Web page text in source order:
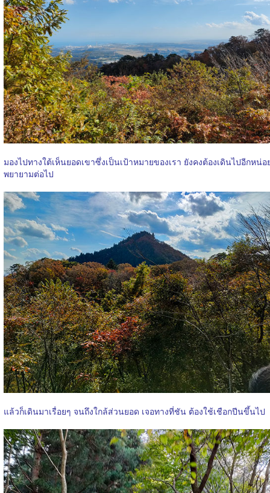
มองไปทางใต้เห็นยอดเขาซึ่งเป็นเป้าหมายของเรา ยังคงต้องเดินไปอีกหน่อ
พยายามต่อไป
แล้วก็เดินมาเรื่อยๆ จนถึงใกล้ส่วนยอด เจอทางที่ชัน ต้องใช้เชือกปีนขึ้นไป